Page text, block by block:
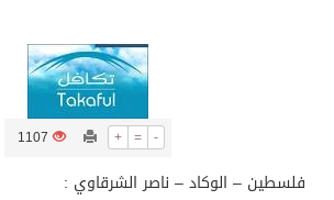
ثلة من الضابطات في الجييش الكويتي
+ = -
1107
فلسطين – الوكاد – ناصر الشرقاوي :